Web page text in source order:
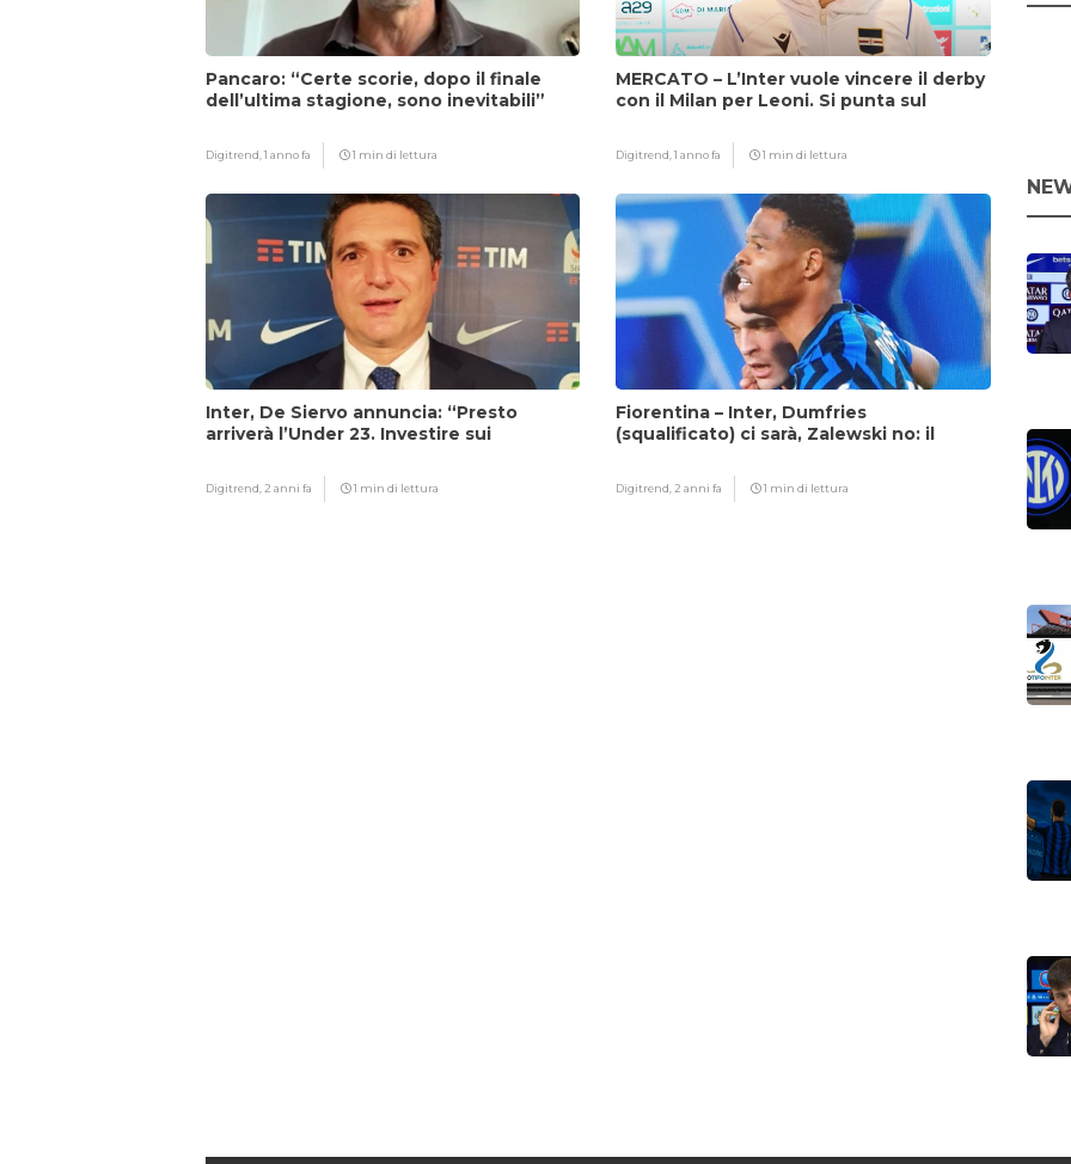
Pancaro: “Certe scorie, dopo il finale
dell’ultima stagione, sono inevitabili”
Digitrend,1 anno fa 1 min di lettura
MERCATO – L’Inter vuole vincere il derby
con il Milan per Leoni. Si punta sul
Digitrend,1 anno fa 1 min di lettura
Inter, De Siervo annuncia: “Presto
arriverà l’Under 23. Investire sui
Digitrend,2 anni fa 1 min di lettura
Fiorentina – Inter, Dumfries
(squalificato) ci sarà, Zalewski no: il
Digitrend,2 anni fa 1 min di lettura